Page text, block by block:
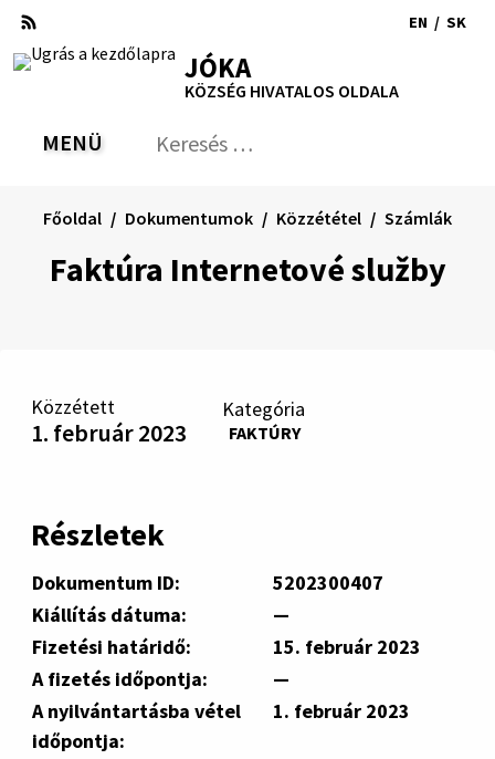
Ugrás
tartalomra
RSS Oldaltérkép
Nyomtatás
EN / SK
JÓKA
KÖZSÉG HIVATALOS OLDALA
VÁLTÁS
MENÜ Keresés:
Faktúra Internetové služby
Főoldal Dokumentumok Közzététel Számlák
Közzétett
1. február 2023
Kategória
FAKTÚRY
Részletek
Dokumentum ID:
5202300407
Kiállítás dátuma:
—
Fizetési határidő:
15. február 2023
A fizetés időpontja:
—
A nyilvántartásba vétel
időpontja:
1. február 2023